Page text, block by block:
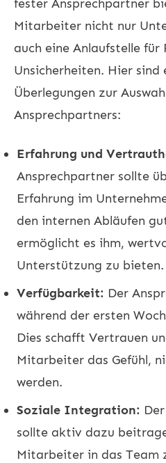
fester Ansprechpartner
Mitarbeiter nicht nur
auch eine Anlaufstelle für
Unsicherheiten. Hier
Überlegungen zur
Ansprechpartners:
Erfahrung und
Ansprechpartner sollte
Erfahrung im
den internen Abläufen
ermöglicht es ihm,
Unterstützung zu bieten.
Verfügbarkeit: Der
während der ersten
Dies schafft Vertrauen
Mitarbeiter das Gefühl,
werden.
Soziale Integration:
sollte aktiv dazu
Mitarbeiter in das Team